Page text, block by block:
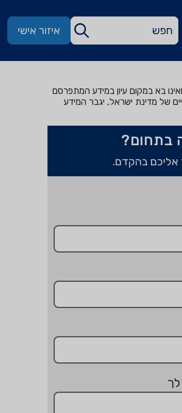
איזור אישי
בא במקום עיון במידע המתפרסם
של מדינת ישראל, יגבר המידע
בתחום?
אליכם בהקדם.